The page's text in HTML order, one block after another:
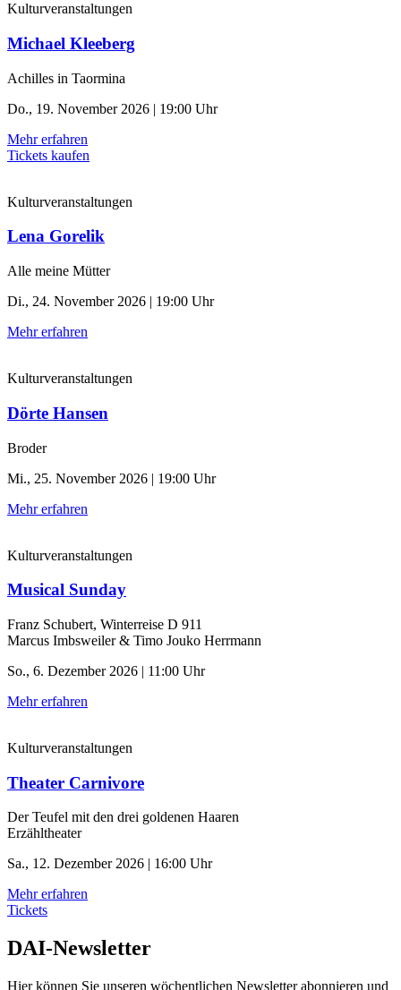
Kulturveranstaltungen
Michael Kleeberg
Achilles in Taormina
Do., 19. November 2026 | 19:00 Uhr
Mehr erfahren
Tickets kaufen
Kulturveranstaltungen
Lena Gorelik
Alle meine Mütter
Di., 24. November 2026 | 19:00 Uhr
Mehr erfahren
Kulturveranstaltungen
Dörte Hansen
Broder
Mi., 25. November 2026 | 19:00 Uhr
Mehr erfahren
Kulturveranstaltungen
Musical Sunday
Franz Schubert, Winterreise D 911
Marcus Imbsweiler & Timo Jouko Herrmann
So., 6. Dezember 2026 | 11:00 Uhr
Mehr erfahren
Kulturveranstaltungen
Theater Carnivore
Der Teufel mit den drei goldenen Haaren
Erzähltheater
Sa., 12. Dezember 2026 | 16:00 Uhr
Mehr erfahren
Tickets
DAI-Newsletter
Hier können Sie unseren wöchentlichen Newsletter abonnieren und